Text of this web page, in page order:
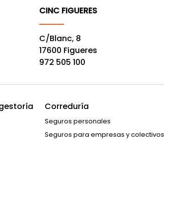
CINC FIGUERES
C/Blanc, 8
17600 Figueres
972 505 100
Correduría
Seguros personales
Seguros para empresas y colectivos